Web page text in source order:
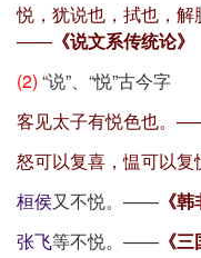
悦，犹说也，拭也，解
—— 《说文系传统论》
(2) “说”、 “悦”古今字
客见太子有悦色也。
怒可以复喜，愠可以
桓侯又不悦。—— 《
张飞等不悦。—— 《